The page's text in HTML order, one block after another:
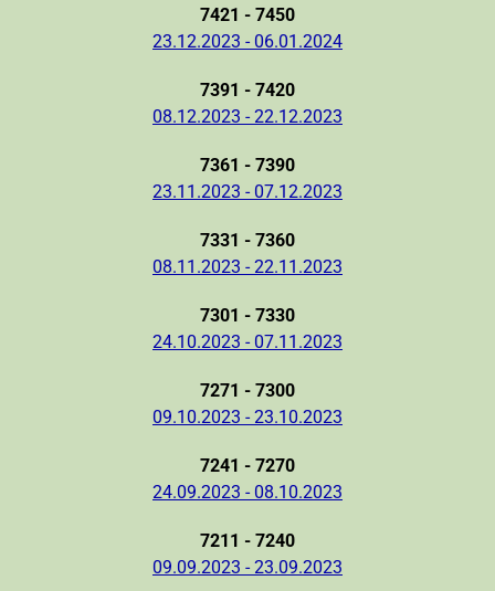
7421 - 7450
23.12.2023 - 06.01.2024
7391 - 7420
08.12.2023 - 22.12.2023
7361 - 7390
23.11.2023 - 07.12.2023
7331 - 7360
08.11.2023 - 22.11.2023
7301 - 7330
24.10.2023 - 07.11.2023
7271 - 7300
09.10.2023 - 23.10.2023
7241 - 7270
24.09.2023 - 08.10.2023
7211 - 7240
09.09.2023 - 23.09.2023